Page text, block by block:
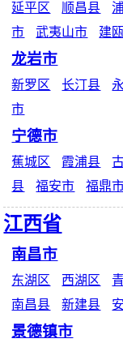
延平区 顺昌县
市
武夷山市 建
龙岩市
新罗区 长汀县
市
宁德市
蕉城区 霞浦县
县
福安市 福鼎
江西省
南昌市
东湖区 西湖区
南昌县
新建县
景德镇市